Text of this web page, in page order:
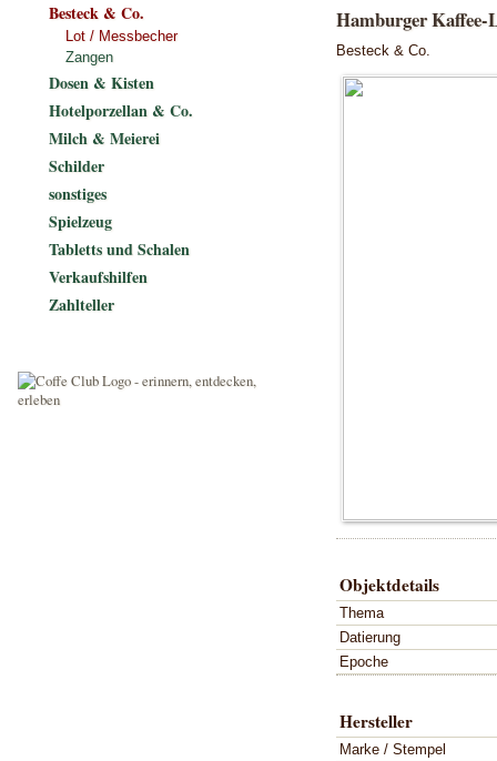
Hamburger
Besteck & Co.
Objektdetails
Thema
Datierung
Epoche
Hersteller
Marke / Stempel
Besteck & Co.
Lot / Messbecher
Zangen
Dosen & Kisten
Hotelporzellan & Co.
Milch & Meierei
Schilder
sonstiges
Spielzeug
Tabletts und Schalen
Verkaufshilfen
Zahlteller